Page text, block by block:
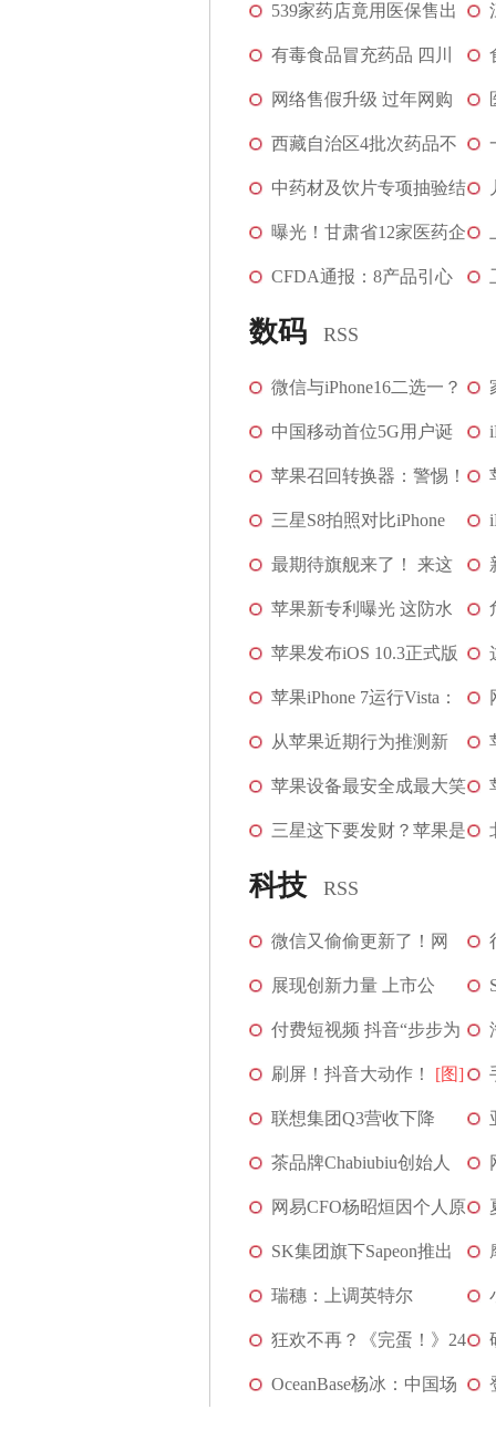
处理，8医院整改
539家药店竟用医保售出
千万日用品
有毒食品冒充药品 四川
破假药案涉案金...
网络售假升级 过年网购
食品药品保健品...
西藏自治区4批次药品不
合格[图]
中药材及饮片专项抽验结
果发布，染色、...
曝光！甘肃省12家医药企
业制售假劣药
CFDA通报：8产品引心
血管风险，涉30余家...
数码 RSS
微信与iPhone16二选一？
苹果腾讯回应
中国移动首位5G用户诞
生 首批5G商用名...[图]
苹果召回转换器：警惕！
存在触电危险！...[图]
三星S8拍照对比iPhone
7：惊艳和真实你...[图]
最期待旗舰来了！ 来这
里看三星S8发布...[图]
苹果新专利曝光 这防水
级别大赞[图]
苹果发布iOS 10.3正式版
可定位AirPods[图]
苹果iPhone 7运行Vista：
VGA显示模式画...[图]
从苹果近期行为推测新
iPhone名字 说法不一[图]
苹果设备最安全成最大笑
话 CIA全程监视 [图]
三星这下要发财？苹果是
自救还是救别人
科技 RSS
微信又偷偷更新了！网
友：再也不怕发错群了
展现创新力量 上市公
司“闪耀”高交会
付费短视频 抖音“步步为
营”[图]
刷屏！抖音大动作！ [图]
联想集团Q3营收下降
16%，杨元庆称PC市场...
[图]
茶品牌Chabiubiu创始人
控诉盒马压价 盒...[图]
网易CFO杨昭烜因个人原
因辞职 将继续担...[图]
SK集团旗下Sapeon推出
AI芯片X330 挑战...
瑞穗：上调英特尔
(INTC.US)评级至“买入...
[图]
狂欢不再？《完蛋！》24
小时玩家峰值破...[图]
OceanBase杨冰：中国场